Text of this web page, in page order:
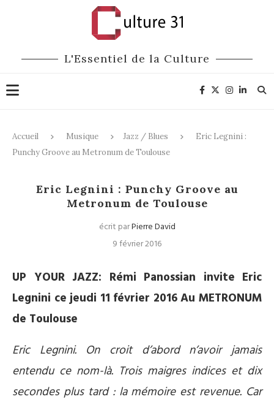
L'Essentiel de la Culture
Accueil Musique Jazz / Blues
Eric Legnini :
Punchy Groove au Metronum de Toulouse
Eric Legnini : Punchy Groove au
Metronum de Toulouse
écrit parPierre David
9 février 2016
UP YOUR JAZZ: Rémi Panossian invite Eric
Legnini ce jeudi 11 février 2016 Au METRONUM
de Toulouse
Eric Legnini. On croit d’abord n’avoir jamais
entendu ce nom-là. Trois maigres indices et dix
secondes plus tard : la mémoire est revenue. Car